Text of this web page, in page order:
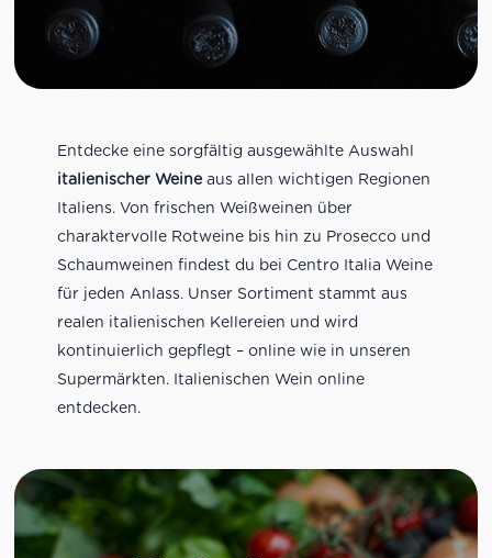
Entdecke eine sorgfältig ausgewählte Auswahl
italienischer Weineaus allen wichtigen Regionen
Italiens. Von frischen Weißweinen über
charaktervolle Rotweine bis hin zu Prosecco und
Schaumweinen findest du bei Centro Italia Weine
für jeden Anlass. Unser Sortiment stammt aus
realen italienischen Kellereien und wird
kontinuierlich gepflegt – online wie in unseren
Supermärkten. Italienischen Wein online
entdecken.